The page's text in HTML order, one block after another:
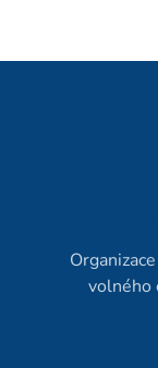
volného